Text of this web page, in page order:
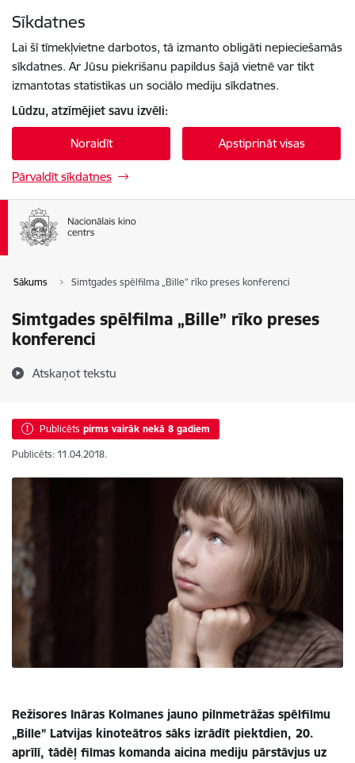
Sīkdatnes
Lai šī tīmekļvietne darbotos, tā izmanto obligāti nepieciešamās
sīkdatnes. Ar Jūsu piekrišanu papildus šajā vietnē var tikt
izmantotas statistikas un sociālo mediju sīkdatnes.
Lūdzu, atzīmējiet savu izvēli:
Noraidīt Apstiprināt visas
Pārvaldīt sīkdatnes
Sākums Simtgades spēlfilma „Bille” rīko preses konferenci
Simtgades spēlfilma „Bille” rīko preses
konferenci
Atskaņot tekstu
Publicēts pirms vairāk nekā 8 gadiem
Publicēts: 11.04.2018.
Režisores Ināras Kolmanes jauno pilnmetrāžas spēlfilmu
„Bille” Latvijas kinoteātros sāks izrādīt piektdien, 20.
aprīlī, tādēļ filmas komanda aicina mediju pārstāvjus uz